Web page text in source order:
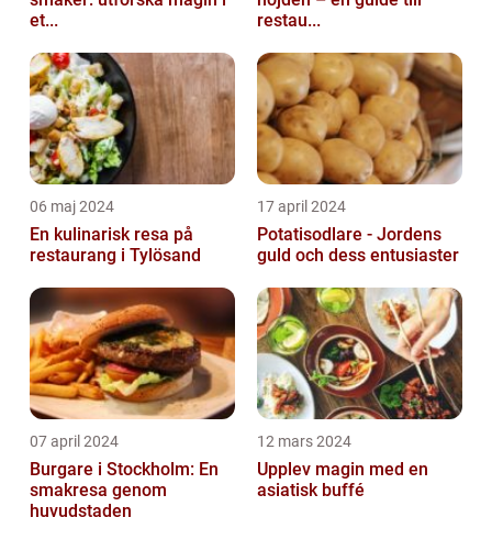
et...
restau...
06 maj 2024
En kulinarisk resa på
restaurang i Tylösand
17 april 2024
Potatisodlare - Jordens
guld och dess entusiaster
07 april 2024
Burgare i Stockholm: En
smakresa genom
huvudstaden
12 mars 2024
Upplev magin med en
asiatisk buffé